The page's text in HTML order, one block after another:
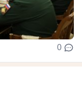
0